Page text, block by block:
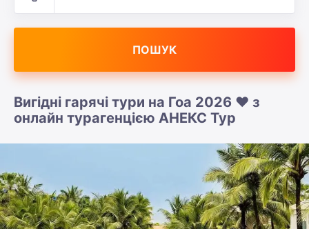
ПОШУК
Вигідні гарячі тури на Гоа 2026 ❤️ з
онлайн турагенцією АНЕКС Тур